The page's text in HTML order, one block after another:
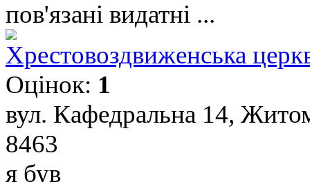
пов'язані видатні ...
Хрестовоздвиженська
Оцінок: 1
вул. Кафедральна 14,
8463
я був